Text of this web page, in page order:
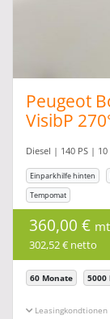
Peugeot
VisibP
Diesel | 140 PS |
Einparkhilfe hinten
Tempomat
360,00 €
302,52 € netto
60 Monate 5000